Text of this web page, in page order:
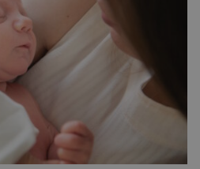
specialista Colin
[…]